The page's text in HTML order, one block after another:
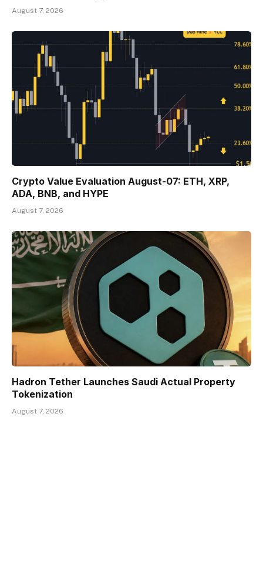
August 7, 2026
Crypto Value Evaluation August-07: ETH, XRP,
ADA, BNB, and HYPE
August 7, 2026
Hadron Tether Launches Saudi Actual Property
Tokenization
August 7, 2026